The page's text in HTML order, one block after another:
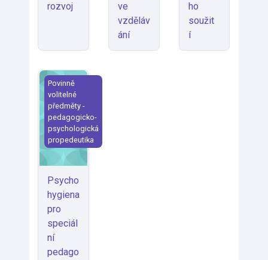
rozvoj
ve
vzděláv
ání
ho
soužit
í
Psychohygiena pro speciální pedagogy
Povinně
volitelné
předměty -
pedagogicko-
psychologická
propedeutika
Psycho
hygiena
pro
speciál
ní
pedago